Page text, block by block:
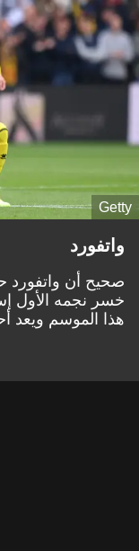
Getty
واتفورد
صحيح أن واتفورد
خسر نجمه الأول
هذا الموسم ويعد